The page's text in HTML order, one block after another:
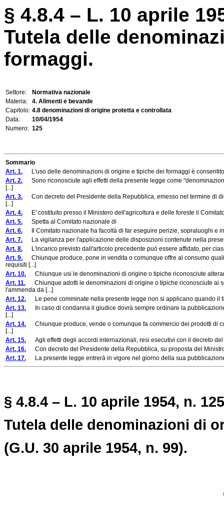
§ 4.8.4 – L. 10 aprile
Tutela delle
formaggi.
Settore:
Normativa nazionale
Materia:
4. Alimenti e bevande
Capitolo: 4.8 denominazioni di origine protetta e controllata
Data:
10/04/1954
Numero: 125
Sommario
Art. 1. L'uso delle denominazioni di origine e tipiche dei formaggi è
Art. 2. Sono riconosciute agli effetti della presente legge come
[...]
Art. 3. Con decreto del Presidente della Repubblica, emesso nel termine di
[...]
Art. 4. E' costituito presso il Ministero dell'agricoltura e delle foreste il
Art. 5. Spetta al Comitato nazionale di
Art. 6. Il Comitato nazionale ha facoltà di far eseguire perizie, sopraluoghi e
Art. 7. La vigilanza per l'applicazione delle disposizioni contenute nella
Art. 8. L'incarico previsto dall'articolo precedente può essere affidato, per
Art. 9. Chiunque produce, pone in vendita o comunque offre al consumo
requisiti [...]
Art. 10. Chiunque usi le denominazioni di origine o tipiche riconosciute
Art. 11. Chiunque adotti le denominazioni di origine o tipiche riconosciute ai
l'ammenda da [...]
Art. 12. Le pene comminate nella presente legge non si applicano quando il
Art. 13. In caso di condanna il giudice dovrà sempre ordinare la
[...]
Art. 14. Chiunque produce, vende o comunque fa commercio dei prodotti di
[...]
Art. 15. Agli effetti degli accordi internazionali, resi esecutivi con il decreto
Art. 16. Con decreto del Presidente della Repubblica, su proposta del
Art. 17. La presente legge entrerà in vigore nel giorno della sua
§ 4.8.4 – L. 10 aprile 1954, n.
Tutela delle denominazioni di
(G.U. 30 aprile 1954, n. 99).